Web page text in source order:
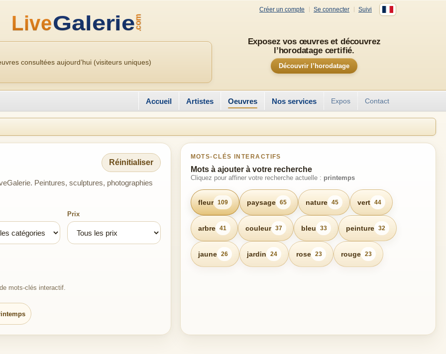
Créer un compte Se connecter Suivi
Exposez vos œuvres et découvrez
l’horodatage certifié.
Découvrir l’horodatage
consultées aujourd’hui (visiteurs uniques)
Accueil Artistes Oeuvres Nos services Expos Contact
Réinitialiser
Peintures, sculptures, photographies
Prix
mots-clés interactif.
MOTS-CLÉS INTERACTIFS
Mots à ajouter à votre recherche
Cliquez pour affiner votre recherche actuelle : printemps
fleur 109 paysage 65 nature 45 vert 44
arbre 41 couleur 37 bleu 33 peinture 32
jaune 26 jardin 24 rose 23 rouge 23